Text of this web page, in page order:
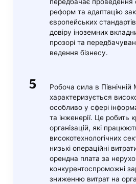
реформ та адаптацію
європейських
довіру іноземних
прозорі та
ведення бізнесу.
Робоча сила в Північній
характеризується
особливо у сфері
та інженерії. Це робить
організацій, які
високотехнологічних
низькі операційні
орендна плата за
конкурентоспроможні
зниженню витрат на